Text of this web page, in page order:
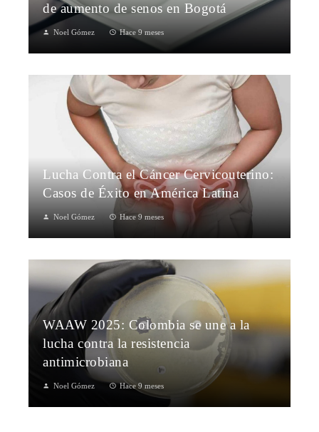
de aumento de senos en Bogotá
Noel Gómez Hace 9 meses
Lucha Contra el Cáncer Cervicouterino:
Casos de Éxito en América Latina
Noel Gómez Hace 9 meses
WAAW 2025: Colombia se une a la
lucha contra la resistencia
antimicrobiana
Noel Gómez Hace 9 meses